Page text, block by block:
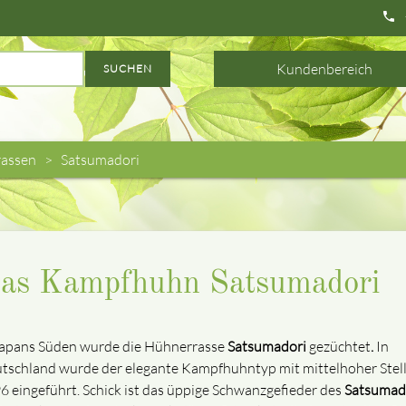
phone
SUCHEN Kundenbereich
Satsumadori
Kampfhuhn Satsumadori
Süden wurdedie HühnerrasseSatsumadori gezüchtet. In
wurdederelegante Kampfhuhntyp mit mittelhoher
eingeführt. Schick ist das üppige Schwanzgefieder des